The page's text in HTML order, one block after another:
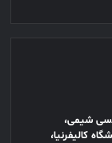
شیمی،
کالیفرنیا،